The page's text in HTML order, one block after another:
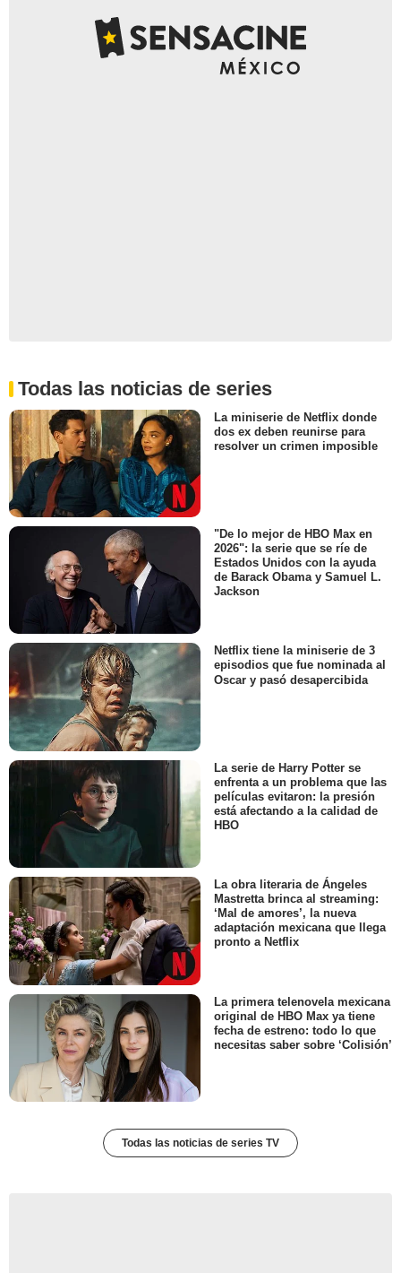
Todas las noticias de series
La miniserie de Netflix donde
dos ex deben reunirse para
resolver un crimen imposible
"De lo mejor de HBO Max en
2026": la serie que se ríe de
Estados Unidos con la ayuda
de Barack Obama y Samuel L.
Jackson
Netflix tiene la miniserie de 3
episodios que fue nominada al
Oscar y pasó desapercibida
La serie de Harry Potter se
enfrenta a un problema que las
películas evitaron: la presión
está afectando a la calidad de
HBO
La obra literaria de Ángeles
Mastretta brinca al streaming:
‘Mal de amores’, la nueva
adaptación mexicana que llega
pronto a Netflix
La primera telenovela mexicana
original de HBO Max ya tiene
fecha de estreno: todo lo que
necesitas saber sobre ‘Colisión’
Todas las noticias de series TV